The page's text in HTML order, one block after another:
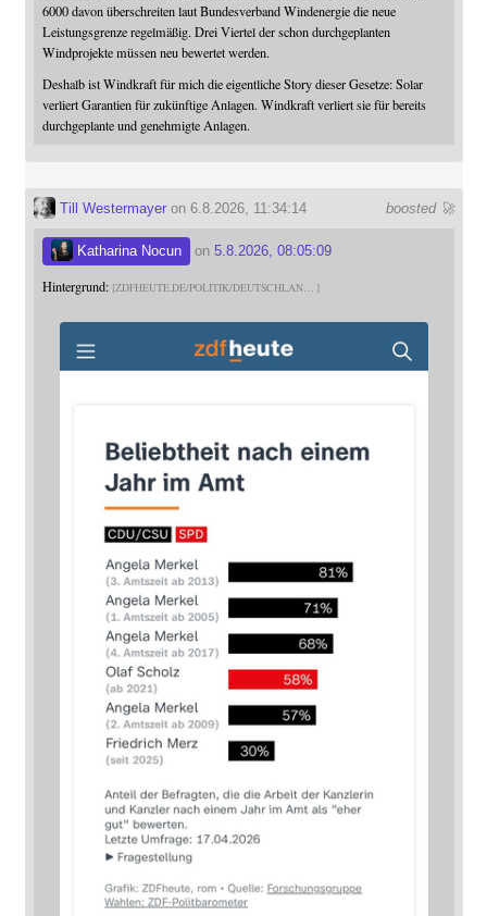
6000 davon überschreiten laut Bundesverband Windenergie die neue
Leistungsgrenze regelmäßig. Drei Viertel der schon durchgeplanten
Windprojekte müssen neu bewertet werden.
Deshalb ist Windkraft für mich die eigentliche Story dieser Gesetze: Solar
verliert Garantien für zukünftige Anlagen. Windkraft verliert sie für bereits
durchgeplante und genehmigte Anlagen.
boosted 🚀
Till Westermayeron 6.8.2026, 11:34:14
Katharina Nocun on 5.8.2026, 08:05:09
Hintergrund: ZDFHEUTE.DE/POLITIK/DEUTSCHLAN